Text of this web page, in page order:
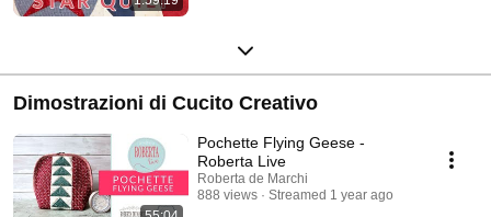
Dimostrazioni di Cucito Creativo
Pochette Flying Geese -
Roberta Live
Roberta de Marchi
888 views
Streamed 1 year ago